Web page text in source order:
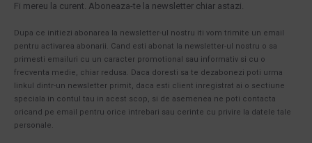
Fi mereu la curent. Aboneaza-te la newsletter chiar astazi.
Dupa ce initiezi abonarea la newsletter-ul nostru iti vom trimite un email
pentru activarea abonarii. Cand esti abonat la newsletter-ul nostru o sa
primesti emailuri cu un caracter promotional sau informativ si cu o
frecventa medie, chiar redusa. Daca doresti sa te dezabonezi poti urma
linkul dintr-un newsletter primit, daca esti client inregistrat ai o sectiune
speciala in contul tau in acest scop, si de asemenea ne poti contacta
oricand pe email pentru orice intrebari sau cerinte cu privire la datele tale
personale.